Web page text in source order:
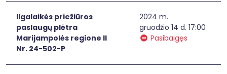
Ilgalaikės priežiūros
paslaugų plėtra
Marijampolės regione II
Nr. 24-502-P
2024 m.
gruodžio 14 d. 17:00
Pasibaigęs